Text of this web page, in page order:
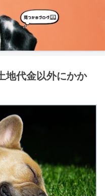
地代金以外にかか